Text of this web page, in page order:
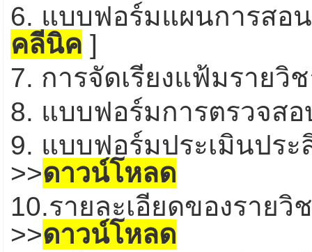
6. แบบฟอร์มแผนการสอ
คลีนิค ]
7. การจัดเรียงแฟ้มรายวิ
8. แบบฟอร์มการตรวจส
9. แบบฟอร์มประเมินปร
>>ดาวน์โหลด
10.รายละเอียดของราย
>>ดาวน์โหลด